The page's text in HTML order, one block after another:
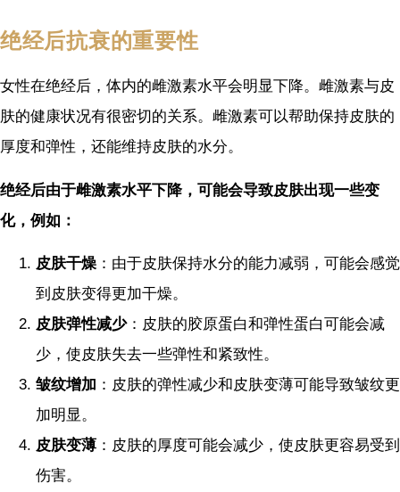
绝经后抗衰的重要性
女性在绝经后，体内的雌激素水平会明显下降。雌激素与皮
肤的健康状况有很密切的关系。雌激素可以帮助保持皮肤的
厚度和弹性，还能维持皮肤的水分。
绝经后由于雌激素水平下降，可能会导致皮肤出现一些变
化，例如：
皮肤干燥 ：由于皮肤保持水分的能力减弱，可能会感觉
到皮肤变得更加干燥。
皮肤弹性减少：皮肤的胶原蛋白和弹性蛋白可能会减
少，使皮肤失去一些弹性和紧致性。
皱纹增加 ：皮肤的弹性减少和皮肤变薄可能导致皱纹更
加明显。
皮肤变薄 ：皮肤的厚度可能会减少，使皮肤更容易受到
伤害。